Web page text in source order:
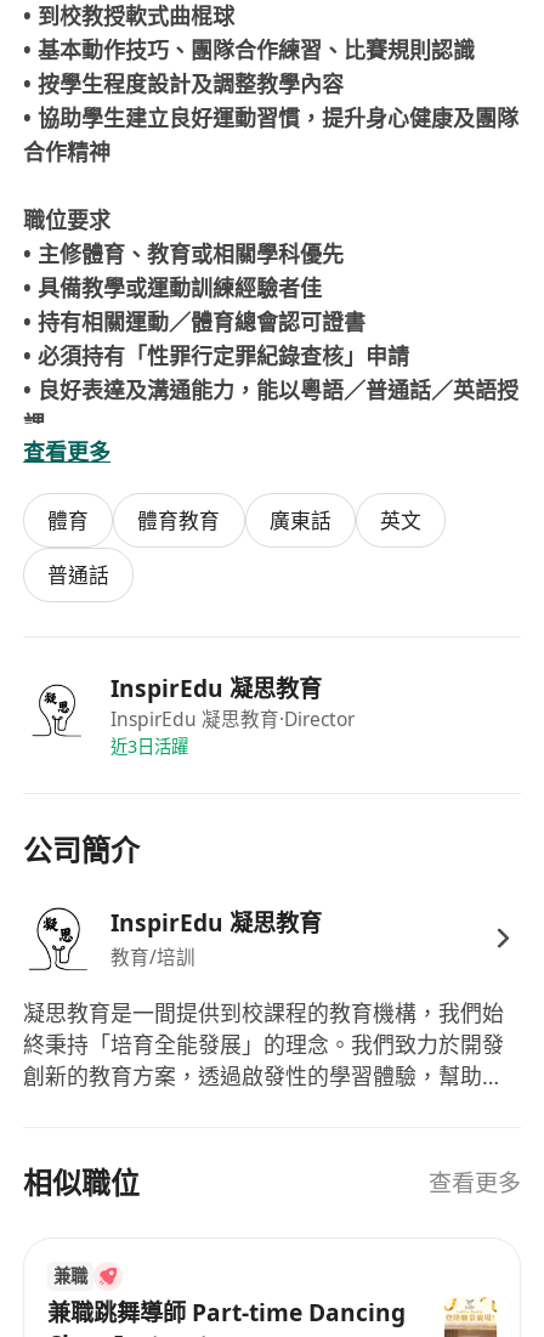
• 到校教授軟式曲棍球
• 基本動作技巧、團隊合作練習、比賽規則認識
• 按學生程度設計及調整教學內容
• 協助學生建立良好運動習慣，提升身心健康及團隊
合作精神
職位要求
• 主修體育、教育或相關學科優先
• 具備教學或運動訓練經驗者佳
• 持有相關運動／體育總會認可證書
• 必須持有「性罪行定罪紀錄查核」申請
• 良好表達及溝通能力，能以粵語／普通話／英語授
課
• 有責任心、耐性及團隊合作精神
工作安排
• 兼職，按課程需要聘請導師
• 教授對象：幼兒、小學生或中學生
申請方法
有意者請將履歷表及相關資料電郵至
「申請到校軟式曲棍球導師」，同時列明你希望教
授的運動或項目。合資格申請者或會獲邀參加網上
面試，以便更深入了解教學理念及配合度。
查看更多
體育 體育教育 廣東話
英文
普通話
InspirEdu 凝思教育
InspirEdu 凝思教育·Director
近3日活躍
公司簡介
InspirEdu 凝思教育
教育/培訓
凝思教育是一間提供到校課程的教育機構，我們始
終秉持「培育全能發展」的理念。我們致力於開發
創新的教育方案，透過啟發性的學習體驗，幫助學
年齡層量身訂製課程，涵蓋： 個性化輔導與課外活
動： 培養批判性思維與創新能力。 心理輔導與職業
是開啟智慧的過程。凝思教育透過與家長及社區的
緊密合作，提供高質量的多元學習機會。我們的使
命是啟發潛能、培養自主學習能力；願景則是成為
相似職位 查看更多
兼職
兼職跳舞導師 Part-time Dancing